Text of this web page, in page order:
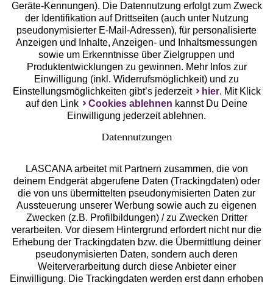
Unsere Apps
Services
Beratung
Über uns
Geräte-Kennungen). Die Datennutzung erfolgt zum Zweck
der Identifikation auf Drittseiten (auch unter Nutzung
pseudonymisierter E-Mail-Adressen), für personalisierte
Anzeigen und Inhalte, Anzeigen- und Inhaltsmessungen
sowie um Erkenntnisse über Zielgruppen und
Produktentwicklungen zu gewinnen. Mehr Infos zur
Einwilligung (inkl. Widerrufsmöglichkeit) und zu
Einstellungsmöglichkeiten gibt’s jederzeit
hier. Mit Klick
auf den Link
Cookies ablehnen kannst Du Deine
Einwilligung jederzeit ablehnen.
Datennutzungen
LASCANA arbeitet mit Partnern zusammen, die von
deinem Endgerät abgerufene Daten (Trackingdaten) oder
die von uns übermittelten pseudonymisierten Daten zur
Aussteuerung unserer Werbung sowie auch zu eigenen
Zwecken (z.B. Profilbildungen) / zu Zwecken Dritter
verarbeiten. Vor diesem Hintergrund erfordert nicht nur die
Erhebung der Trackingdaten bzw. die Übermittlung deiner
pseudonymisierten Daten, sondern auch deren
Weiterverarbeitung durch diese Anbieter einer
Einwilligung. Die Trackingdaten werden erst dann erhoben